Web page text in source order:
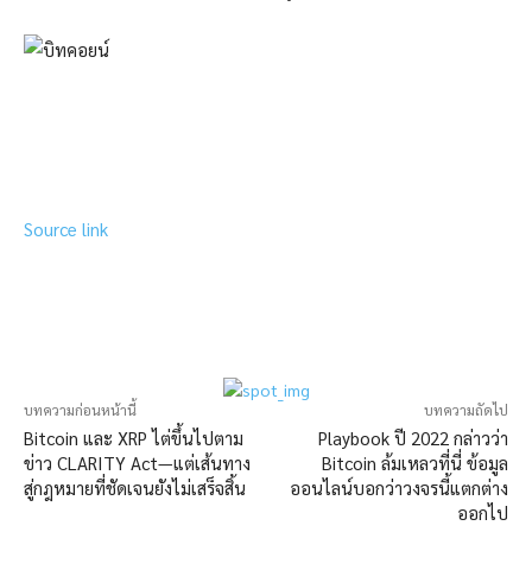
Source link
บทความก่อนหน้านี้
Bitcoin และ XRP ไต่ขึ้นไปตาม
ข่าว CLARITY Act—แต่เส้นทาง
สู่กฎหมายที่ชัดเจนยังไม่เสร็จสิ้น
บทความถัดไป
Playbook ปี 2022 กล่าวว่า
Bitcoin ล้มเหลวที่นี่ ข้อมูล
ออนไลน์บอกว่าวงจรนี้แตกต่าง
ออกไป